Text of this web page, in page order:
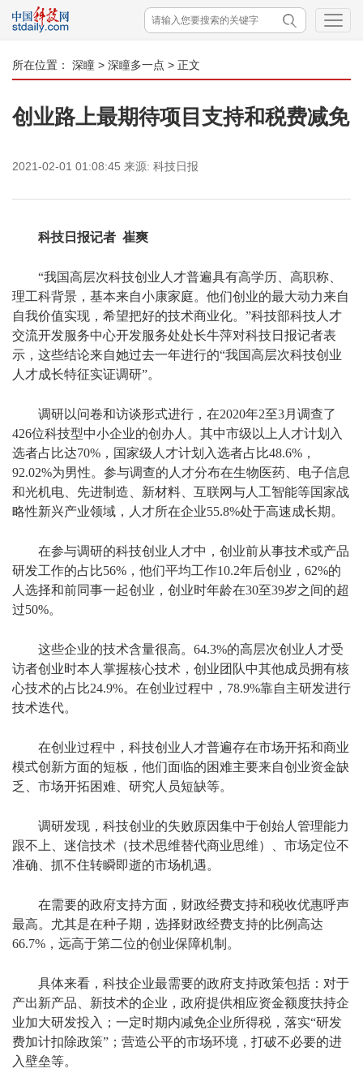
所在位置： 深瞳 > 深瞳多一点 > 正文
创业路上最期待项目支持和税费减免
2021-02-01 01:08:45 来源: 科技日报
科技日报记者 崔爽
“我国高层次科技创业人才普遍具有高学历、高职称、
理工科背景，基本来自小康家庭。他们创业的最大动力来自
自我价值实现，希望把好的技术商业化。”科技部科技人才
交流开发服务中心开发服务处处长牛萍对科技日报记者表
示，这些结论来自她过去一年进行的“我国高层次科技创业
人才成长特征实证调研”。
调研以问卷和访谈形式进行，在2020年2至3月调查了
426位科技型中小企业的创办人。其中市级以上人才计划入
选者占比达70%，国家级人才计划入选者占比48.6%，
92.02%为男性。参与调查的人才分布在生物医药、电子信息
和光机电、先进制造、新材料、互联网与人工智能等国家战
略性新兴产业领域，人才所在企业55.8%处于高速成长期。
在参与调研的科技创业人才中，创业前从事技术或产品
研发工作的占比56%，他们平均工作10.2年后创业，62%的
人选择和前同事一起创业，创业时年龄在30至39岁之间的超
过50%。
这些企业的技术含量很高。64.3%的高层次创业人才受
访者创业时本人掌握核心技术，创业团队中其他成员拥有核
心技术的占比24.9%。在创业过程中，78.9%靠自主研发进行
技术迭代。
在创业过程中，科技创业人才普遍存在市场开拓和商业
模式创新方面的短板，他们面临的困难主要来自创业资金缺
乏、市场开拓困难、研究人员短缺等。
调研发现，科技创业的失败原因集中于创始人管理能力
跟不上、迷信技术（技术思维替代商业思维）、市场定位不
准确、抓不住转瞬即逝的市场机遇。
在需要的政府支持方面，财政经费支持和税收优惠呼声
最高。尤其是在种子期，选择财政经费支持的比例高达
66.7%，远高于第二位的创业保障机制。
具体来看，科技企业最需要的政府支持政策包括：对于
产出新产品、新技术的企业，政府提供相应资金额度扶持企
业加大研发投入；一定时期内减免企业所得税，落实“研发
费加计扣除政策”；营造公平的市场环境，打破不必要的进
入壁垒等。